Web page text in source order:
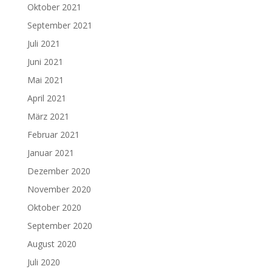
Oktober 2021
September 2021
Juli 2021
Juni 2021
Mai 2021
April 2021
März 2021
Februar 2021
Januar 2021
Dezember 2020
November 2020
Oktober 2020
September 2020
August 2020
Juli 2020